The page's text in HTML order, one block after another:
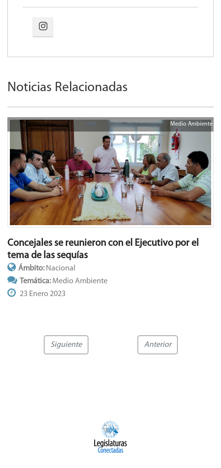
Noticias Relacionadas
Medio Ambiente
Concejales se reunieron con el Ejecutivo por el
tema de las sequías
Ámbito: Nacional
Temática:Medio Ambiente
23 Enero 2023
Siguiente Anterior